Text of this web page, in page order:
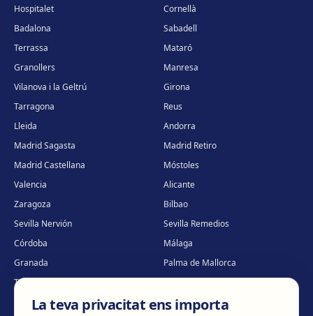
Hospitalet
Cornellà
Badalona
Sabadell
Terrassa
Mataró
Granollers
Manresa
Vilanova i la Geltrú
Girona
Tarragona
Reus
Lleida
Andorra
Madrid Sagasta
Madrid Retiro
Madrid Castellana
Móstoles
Valencia
Alicante
Zaragoza
Bilbao
Sevilla Nervión
Sevilla Remedios
Córdoba
Málaga
Granada
Palma de Mallorca
Tenerife
Portugal · Famalicão
Portugal · Guimarães
Clínica virtual*
La teva privacitat ens importa